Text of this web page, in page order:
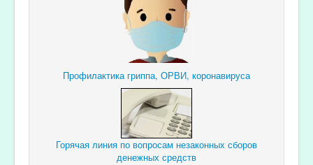
Профилактика гриппа, ОРВИ, коронавируса
Горячая линия по вопросам незаконных сборов
денежных средств